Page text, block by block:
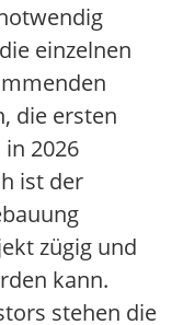
einzelnen
die ersten
2026
ist der
zügig und
kann.
stehen die